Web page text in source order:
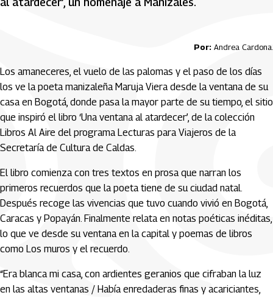
Por: Andrea Cardona.
Los amaneceres, el vuelo de las palomas y el paso de los días
los ve la poeta manizaleña Maruja Viera desde la ventana de su
casa en Bogotá, donde pasa la mayor parte de su tiempo, el sitio
que inspiró el libro ‘Una ventana al atardecer’, de la colección
Libros Al Aire del programa Lecturas para Viajeros de la
Secretaría de Cultura de Caldas.
El libro comienza con tres textos en prosa que narran los
primeros recuerdos que la poeta tiene de su ciudad natal.
Después recoge las vivencias que tuvo cuando vivió en Bogotá,
Caracas y Popayán. Finalmente relata en notas poéticas inéditas,
lo que ve desde su ventana en la capital y poemas de libros
como Los muros y el recuerdo.
“Era blanca mi casa, con ardientes geranios que cifraban la luz
en las altas ventanas / Había enredaderas finas y acariciantes,